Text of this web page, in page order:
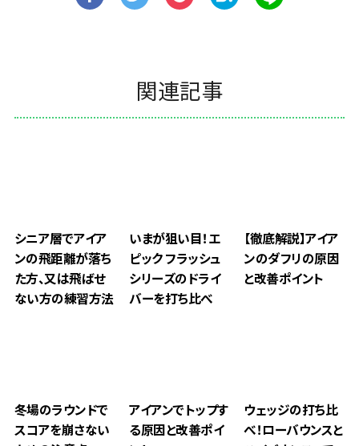
関連記事
シニア層でアイア
ンの飛距離が落ち
た方、又は飛ばせ
ない方の練習方法
いまが狙い目！エ
ピック フラッシュ
シリーズのドライ
バーを打ち比べ
【徹底解説】アイア
ンのダフリの原因
と改善ポイント
冬場のラウンドで
スコアを崩さない
アイアンでトップす
る原因と改善ポイ
ウェッジの打ち比
べ！ローバウンスと